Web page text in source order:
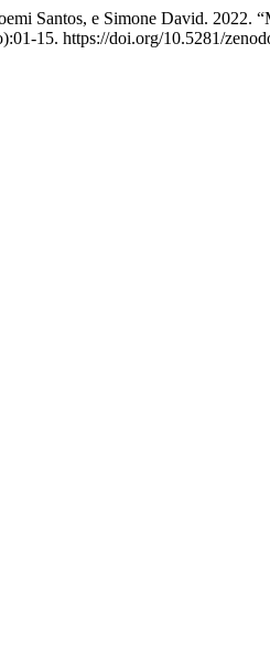
Santos, e Simone David. 2022.
15. https://doi.org/10.5281/